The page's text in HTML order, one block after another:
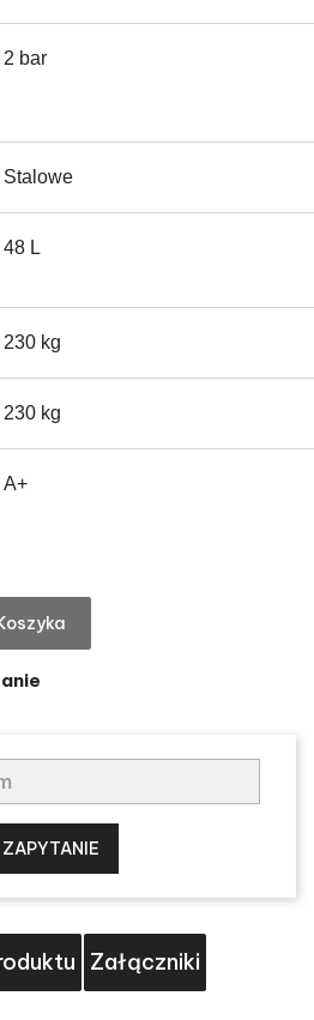
2 bar
Stalowe
48 L
230 kg
230 kg
A+
Załączniki